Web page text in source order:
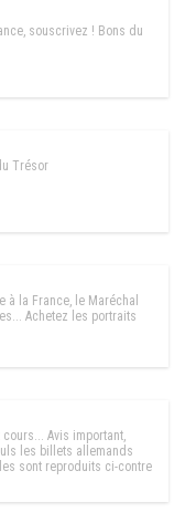
souscrivez ! Bons du
Trésor
à la France, le Maréchal
Achetez les portraits
Avis important,
les billets allemands
sont reproduits ci-contre